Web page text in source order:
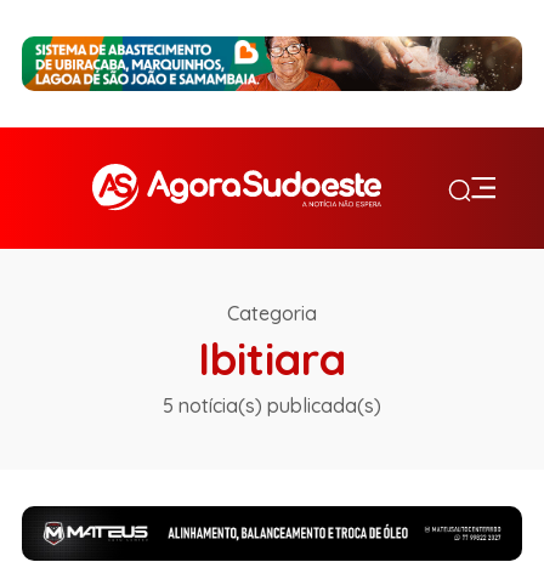
Categoria
Ibitiara
5 notícia(s) publicada(s)